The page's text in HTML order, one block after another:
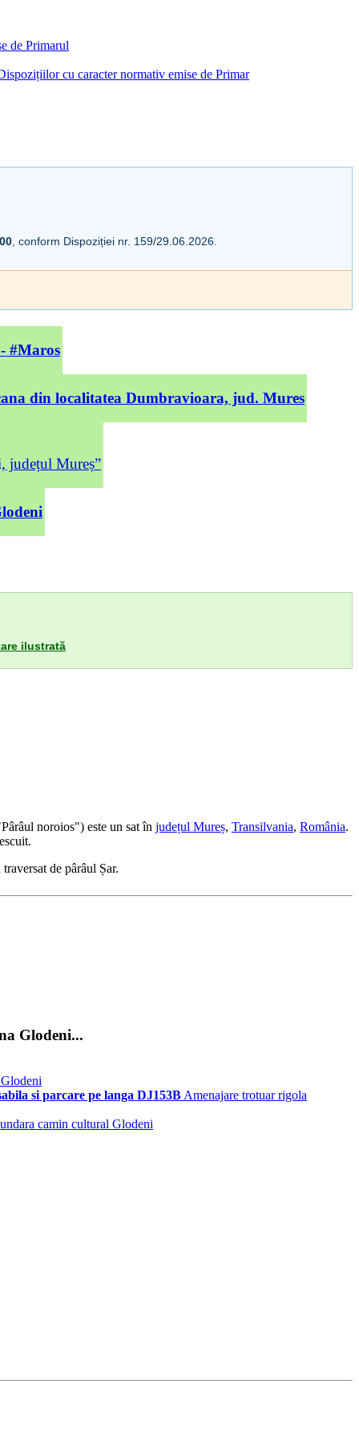
de Primarul
cu caracter normativ emise de Primar
, conform Dispoziției nr. 159/29.06.2026.
#Maros
din localitatea Dumbravioara, jud. Mures
județul Mureș”
ilustrată
noroios") este un sat în județul Mureș, Transilvania, România.
de pârâul Șar.
Glodeni...
si parcare pe langa DJ153B Amenajare trotuar rigola
camin cultural Glodeni